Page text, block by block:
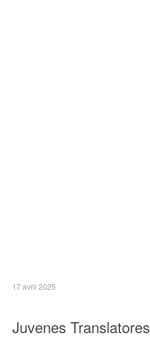
17 avril 2025
Juvenes Translatores